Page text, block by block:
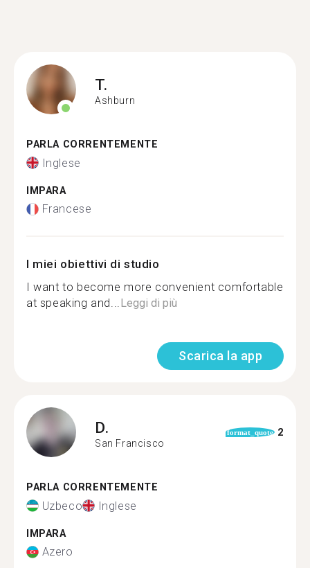
T.
Ashburn
PARLA CORRENTEMENTE
Inglese
IMPARA
Francese
I miei obiettivi di studio
I want to become more convenient comfortable
at speaking and...Leggi di più
Scarica la app
D.
San Francisco
format_quote 2
PARLA CORRENTEMENTE
Uzbeco Inglese
IMPARA
Azero